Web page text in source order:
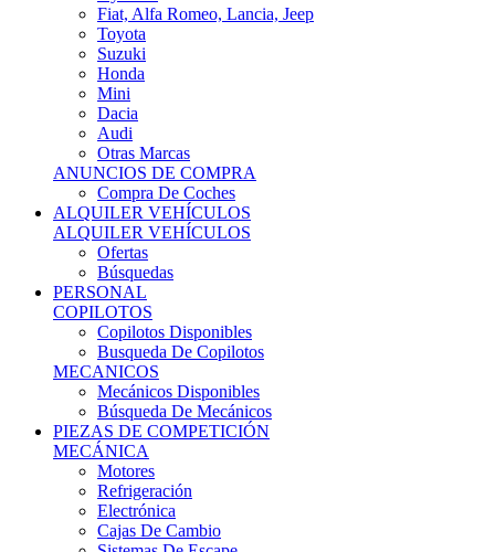
Toyota
Suzuki
Honda
Mini
Dacia
Audi
Otras Marcas
ANUNCIOS DE COMPRA
Compra De Coches
ALQUILER VEHÍCULOS
ALQUILER VEHÍCULOS
Ofertas
Búsquedas
PERSONAL
COPILOTOS
Copilotos Disponibles
Busqueda De Copilotos
MECANICOS
Mecánicos Disponibles
Búsqueda De Mecánicos
PIEZAS DE COMPETICIÓN
MECÁNICA
Motores
Refrigeración
Electrónica
Cajas De Cambio
Sistemas De Escape
Carrocería